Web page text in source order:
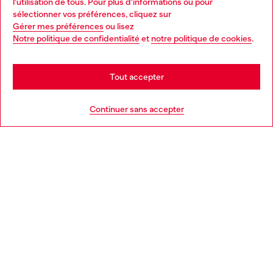
sélectionner vos préférences, cliquez sur
Gérer mes préférences ou lisez
Notre politique de confidentialitéet notre politique de cookies.
Continuer sans accepter
Tout accepter
En savoir plus
Choose your location
You are currently browsing France website, but it seems you
may be based in United States